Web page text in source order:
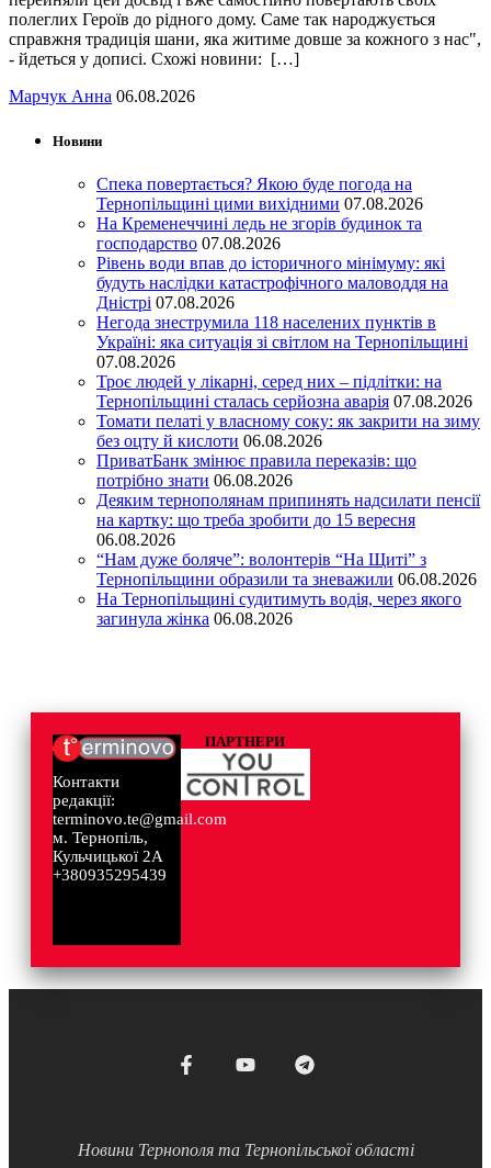
полеглих Героїв до рідного дому. Саме так народжується
справжня традиція шани, яка житиме довше за кожного з нас",
- йдеться у дописі. Схожі новини: […]
Марчук Анна 06.08.2026
Новини
Спека повертається? Якою буде погода на
Тернопільщині цими вихідними 07.08.2026
На Кременеччині ледь не згорів будинок та
господарство 07.08.2026
Рівень води впав до історичного мінімуму: які
будуть наслідки катастрофічного маловоддя на
Дністрі 07.08.2026
Негода знеструмила 118 населених пунктів в
Україні: яка ситуація зі світлом на Тернопільщині
07.08.2026
Троє людей у лікарні, серед них – підлітки: на
Тернопільщині сталась серйозна аварія 07.08.2026
Томати пелаті у власному соку: як закрити на зиму
без оцту й кислоти 06.08.2026
ПриватБанк змінює правила переказів: що
потрібно знати 06.08.2026
Деяким тернополянам припинять надсилати пенсії
на картку: що треба зробити до 15 вересня
06.08.2026
“Нам дуже боляче”: волонтерів “На Щиті” з
Тернопільщини образили та зневажили 06.08.2026
На Тернопільщині судитимуть водія, через якого
загинула жінка 06.08.2026
Контакти
редакції:
terminovo.te@gmail.com
м. Тернопіль,
Кульчицької 2А
+380935295439
ПАРТНЕРИ
Новини Тернополя та Тернопільської області